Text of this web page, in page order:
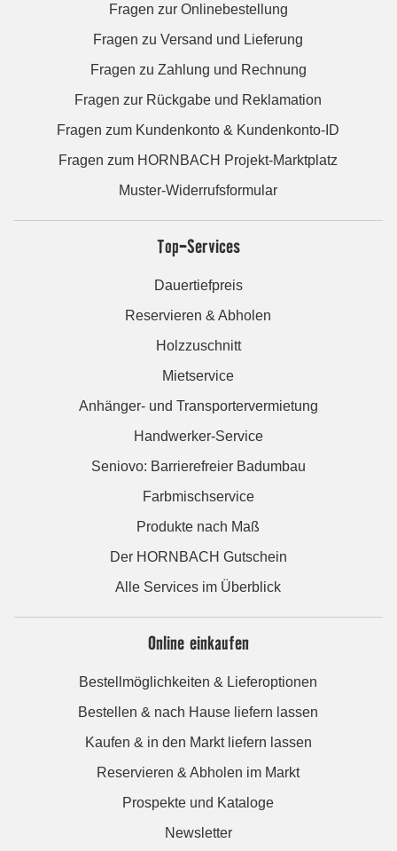
Fragen zur Onlinebestellung
Fragen zu Versand und Lieferung
Fragen zu Zahlung und Rechnung
Fragen zur Rückgabe und Reklamation
Fragen zum Kundenkonto & Kundenkonto-ID
Fragen zum HORNBACH Projekt-Marktplatz
Muster-Widerrufsformular
Top-Services
Dauertiefpreis
Reservieren & Abholen
Holzzuschnitt
Mietservice
Anhänger- und Transportervermietung
Handwerker-Service
Seniovo: Barrierefreier Badumbau
Farbmischservice
Produkte nach Maß
Der HORNBACH Gutschein
Alle Services im Überblick
Online einkaufen
Bestellmöglichkeiten & Lieferoptionen
Bestellen & nach Hause liefern lassen
Kaufen & in den Markt liefern lassen
Reservieren & Abholen im Markt
Prospekte und Kataloge
Newsletter